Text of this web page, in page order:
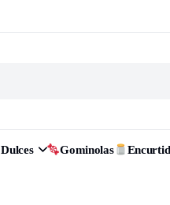
Dulces Gominolas